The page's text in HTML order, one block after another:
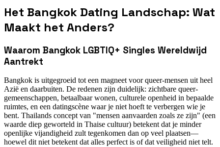
Het Bangkok Dating Landschap: Wat
Maakt het Anders?
Waarom Bangkok LGBTIQ+ Singles Wereldwijd
Aantrekt
Bangkok is uitgegroeid tot een magneet voor queer-mensen uit heel
Azië en daarbuiten. De redenen zijn duidelijk: zichtbare queer-
gemeenschappen, betaalbaar wonen, culturele openheid in bepaalde
ruimtes, en een datingscène waar je niet hoeft te verbergen wie je
bent. Thailands concept van "mensen aanvaarden zoals ze zijn" (een
waarde diep geworteld in Thaise cultuur) betekent dat je minder
openlijke vijandigheid zult tegenkomen dan op veel plaatsen—
hoewel dit niet betekent dat alles perfect is of dat veiligheid niet telt.